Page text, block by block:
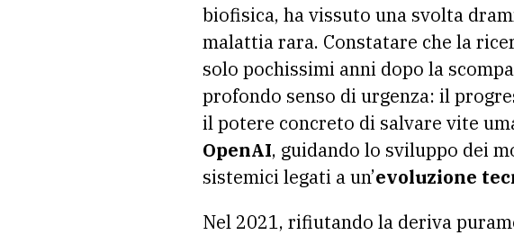
biofisica, ha vissuto una svolta
malattia rara. Constatare che la
solo pochissimi anni dopo la
profondo senso di urgenza: il
il potere concreto di salvare vite
OpenAI, guidando lo sviluppo dei
sistemici legati a un’evoluzione
Nel 2021, rifiutando la deriva